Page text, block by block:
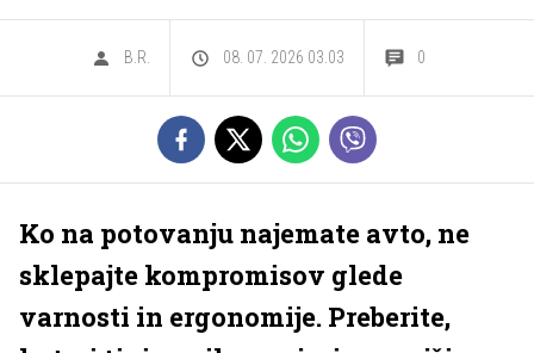
B.R. 08. 07. 2026 03.03 0
Ko na potovanju najemate avto, ne
sklepajte kompromisov glede
varnosti in ergonomije. Preberite,